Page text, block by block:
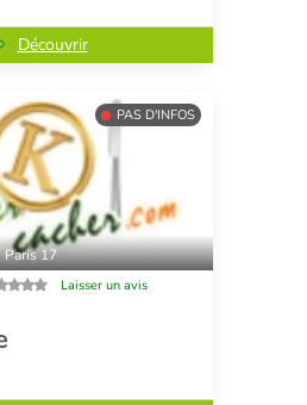
Découvrir
PAS D'INFOS
Paris 17
Laisser un avis